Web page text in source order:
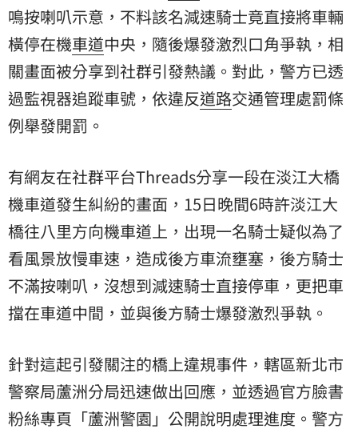
鳴按喇叭示意，不料該名減速騎士竟直接將車輛
橫停在機車道中央，隨後爆發激烈口角爭執，相
關畫面被分享到社群引發熱議。對此，警方已透
過監視器追蹤車號，依違反道路交通管理處罰條
例舉發開罰。
有網友在社群平台Threads分享一段在淡江大橋
機車道發生糾紛的畫面，15日晚間6時許淡江大
橋往八里方向機車道上，出現一名騎士疑似為了
看風景放慢車速，造成後方車流壅塞，後方騎士
不滿按喇叭，沒想到減速騎士直接停車，更把車
擋在車道中間，並與後方騎士爆發激烈爭執。
針對這起引發關注的橋上違規事件，轄區新北市
警察局蘆洲分局迅速做出回應，並透過官方臉書
粉絲專頁「蘆洲警園」公開說明處理進度。警方